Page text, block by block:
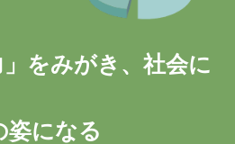
をみがき、社会に
姿になる